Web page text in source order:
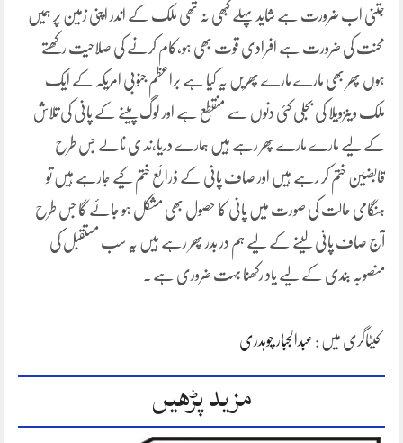
جتنی اب ضرورت ہے شاید پہلے کبھی نہ تھی ملک کے اندر اپنی زمین پر ہمیں
محنت کی ضرورت ہے افرادی قوت بھی ہو،کام کرنے کی صلاحیت رکھتے
ہوں پھر بھی مارے مارے پھریں یہ کیا ہے براعظم جنوبی امریکہ کے ایک
ملک وینزویلا کی بجلی کئی دنوں سے منقطع ہے اور لوگ پینے کے پانی کی تلاش
کے لیے مارے مارے پھر رہے ہیں ہمارے دریا،ند ی نالے جس طرح
قابضین ختم کر رہے ہیں اور صاف پانی کے ذرائع ختم کیے جارہے ہیں تو
ہنگامی حالت کی صورت میں پانی کا حصول بھی مشکل ہو جائے گا جس طرح
آج صاف پانی لینے کے لیے ہم در بدر پھر رہے ہیں یہ سب مستقبل کی
منصوبہ بندی کے لیے یاد رکھنا بہت ضروری ہے ۔
کیٹاگری میں : عبدالجبار چوہدری
مزید پڑھیں